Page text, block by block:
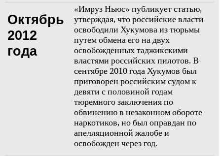
Октябрь
2012
года
«Имруз Ньюс» публикует статью,
утверждая, что российские власти
освободили Хукумова из тюрьмы
путем обмена его на двух
освобожденных таджикскими
властями российских пилотов. В
сентябре 2010 года Хукумов был
приговорен российским судом к
девяти с половиной годам
тюремного заключения по
обвинению в незаконном обороте
наркотиков, но был оправдан по
апелляционной жалобе и
освобожден через год.